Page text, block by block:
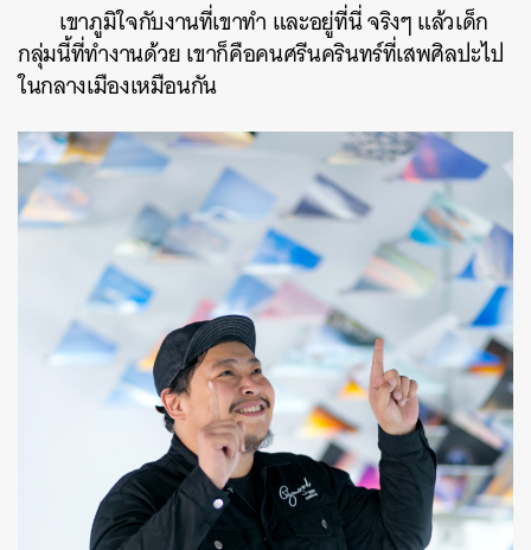
เขาภูมิใจกับงานที่เขาทำ และอยู่ที่นี่ จริงๆ แล้วเด็ก
กลุ่มนี้ที่ทำงานด้วย เขาก็คือคนศรีนครินทร์ที่เสพศิลปะไป
ในกลางเมืองเหมือนกัน